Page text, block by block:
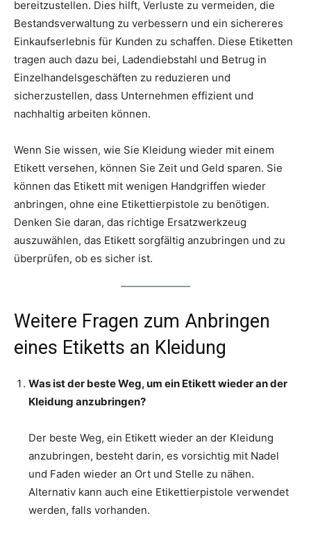
bereitzustellen. Dies hilft, Verluste zu vermeiden, die
Bestandsverwaltung zu verbessern und ein sichereres
Einkaufserlebnis für Kunden zu schaffen. Diese Etiketten
tragen auch dazu bei, Ladendiebstahl und Betrug in
Einzelhandelsgeschäften zu reduzieren und
sicherzustellen, dass Unternehmen effizient und
nachhaltig arbeiten können.
Wenn Sie wissen, wie Sie Kleidung wieder mit einem
Etikett versehen, können Sie Zeit und Geld sparen. Sie
können das Etikett mit wenigen Handgriffen wieder
anbringen, ohne eine Etikettierpistole zu benötigen.
Denken Sie daran, das richtige Ersatzwerkzeug
auszuwählen, das Etikett sorgfältig anzubringen und zu
überprüfen, ob es sicher ist.
Weitere Fragen zum Anbringen
eines Etiketts an Kleidung
Was ist der beste Weg, um ein Etikett wieder an der
Kleidung anzubringen?
Der beste Weg, ein Etikett wieder an der Kleidung
anzubringen, besteht darin, es vorsichtig mit Nadel
und Faden wieder an Ort und Stelle zu nähen.
Alternativ kann auch eine Etikettierpistole verwendet
werden, falls vorhanden.